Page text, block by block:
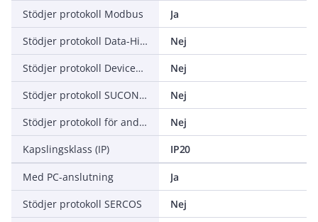
Stödjer protokoll Modbus
Ja
Stödjer protokoll Data-Highway
Nej
Stödjer protokoll DeviceNet
Nej
Stödjer protokoll SUCONET
Nej
Stödjer protokoll för andra bussystem
Nej
Kapslingsklass (IP)
IP20
Med PC-anslutning
Ja
Stödjer protokoll SERCOS
Nej